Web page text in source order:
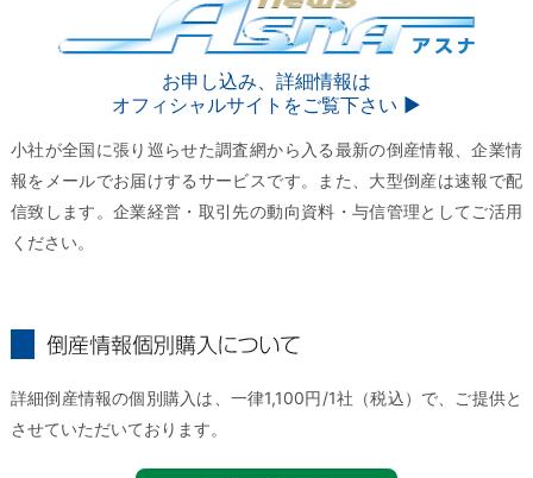
お申し込み、詳細情報は
オフィシャルサイトをご覧下さい ▶︎
小社が全国に張り巡らせた調査網から入る最新の倒産情報、企業情
報をメールでお届けするサービスです。また、大型倒産は速報で配
信致します。企業経営・取引先の動向資料・与信管理としてご活用
ください。
詳細倒産情報の個別購入は、一律1,100円/1社（税込）で、ご提供と
させていただいております。